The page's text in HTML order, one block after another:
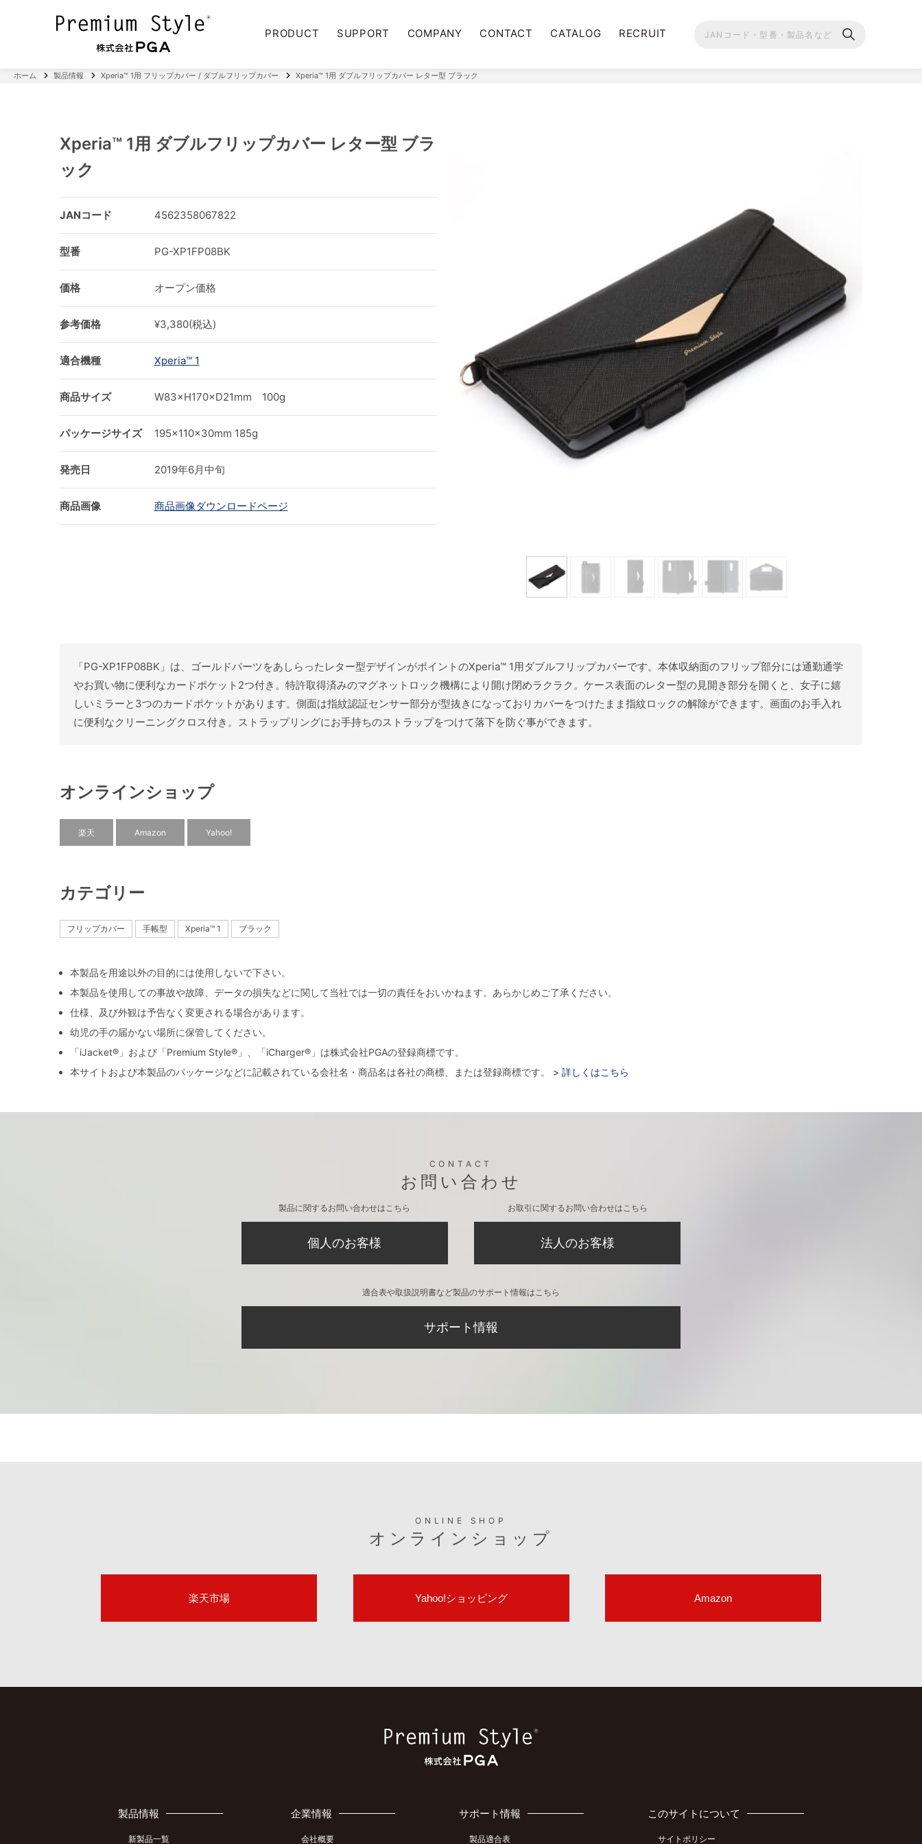
PRODUCT SUPPORT COMPANY CONTACT CATALOG RECRUIT
ホーム 製品情報 Xperia™ 1用 フリップカバー / ダブルフリップカバー Xperia™ 1用 ダブルフリップカバー レター型 ブラック
Xperia™ 1用 ダブルフリップカバー レター型 ブラ
ック
JANコード 4562358067822
型番 PG-XP1FP08BK
価格 オープン価格
参考価格 ¥3,380(税込)
適合機種 Xperia™ 1
商品サイズ W83×H170×D21mm 100g
パッケージサイズ 195×110×30mm 185g
発売日 2019年6月中旬
商品画像 商品画像ダウンロードページ
「PG-XP1FP08BK」は、ゴールドパーツをあしらったレター型デザインがポイントのXperia™ 1用ダブルフリップカバーです。本体収納面のフリップ部分には通勤通学
やお買い物に便利なカードポケット2つ付き。特許取得済みのマグネットロック機構により開け閉めラクラク。ケース表面のレター型の見開き部分を開くと、女子に嬉
しいミラーと3つのカードポケットがあります。側面は指紋認証センサー部分が型抜きになっておりカバーをつけたまま指紋ロックの解除ができます。画面のお手入れ
に便利なクリーニングクロス付き。ストラップリングにお手持ちのストラップをつけて落下を防ぐ事ができます。
オンラインショップ
楽天 Amazon Yahoo!
カテゴリー
フリップカバー 手帳型 Xperia™ 1 ブラック
本製品を用途以外の目的には使用しないで下さい。
本製品を使用しての事故や故障、データの損失などに関して当社では一切の責任をおいかねます。あらかじめご了承ください。
仕様、及び外観は予告なく変更される場合があります。
幼児の手の届かない場所に保管してください。
「iJacket®」および「Premium Style®」、「iCharger®」は株式会社PGAの登録商標です。
本サイトおよび本製品のパッケージなどに記載されている会社名・商品名は各社の商標、または登録商標です。
> 詳しくはこちら
CONTACT
お問い合わせ
製品に関するお問い合わせはこちら
個人のお客様
お取引に関するお問い合わせはこちら
法人のお客様
適合表や取扱説明書など製品のサポート情報はこちら
サポート情報
ONLINE SHOP
オンラインショップ
楽天市場 Yahoo!ショッピング Amazon
製品情報
新製品一覧
企業情報
会社概要
サポート情報
製品適合表
このサイトについて
サイトポリシー